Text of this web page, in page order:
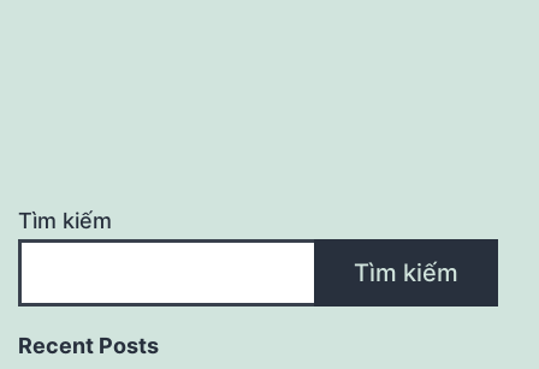
Tìm kiếm
Tìm kiếm
Recent Posts